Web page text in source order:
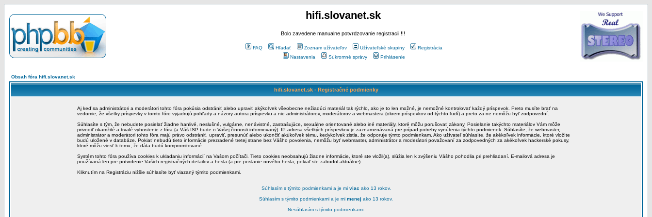
hifi.slovanet.sk
Bolo zavedene manualne potvrdzovanie registracii !!!
FAQ Hľadať Zoznam užívateľov Užívateľské skupiny
Registrácia
Nastavenia
Súkromné správy Prihlásenie
Obsah fóra hifi.slovanet.sk
hifi.slovanet.sk - Registračné podmienky
Aj keď sa administrátori a moderátori tohto fóra pokúsia odstrániť alebo upraviť akýkoľvek všeobecne nežiadúci materiál tak rýchlo, ako je to len možné, je nemožné kontrolovať každý príspevok. Preto musíte brať na
vedomie, že všetky príspevky v tomto fóre vyjadrujú pohľady a názory autora príspevku a nie administrátorov, moderátorov a webmastera (okrem príspevkov od týchto ľudí) a preto za ne nemôžu byť zodpovední.
Súhlasíte s tým, že nebudete posielať žiadne hanlivé, neslušné, vulgárne, nenávistné, zastrašujúce, sexuálne orientované alebo iné materiály, ktoré môžu porušovať zákony. Posielanie takýchto materiálov Vám môže
privodiť okamžité a trvalé vyhostenie z fóra (a Váš ISP bude o Vašej činnosti informovaný). IP adresa všetkých príspevkov je zaznamenávaná pre prípad potreby vynútenia týchto podmienok. Súhlasíte, že webmaster,
administrátor a moderátori tohto fóra majú právo odstrániť, upraviť, presunúť alebo ukončiť akúkoľvek tému, kedykoľvek zistia, že odporuje týmto podmienkam. Ako užívateľ súhlasíte, že akékoľvek informácie, ktoré vložíte
budú uložené v databáze. Pokiať nebudú tieto informácie prezradené tretej strane bez Vášho povolenia, nemôžu byť webmaster, administrátor a moderátori považovaní za zodpovedných za akékoľvek hackerské pokusy,
ktoré môžu viesť k tomu, že dáta budú kompromitované.
Systém tohto fóra používa cookies k ukladaniu informácií na Vašom počítači. Tieto cookies neobsahujú žiadne informácie, ktoré ste vložil(a), slúžia len k zvýšeniu Vášho pohodlia pri prehliadaní. E-mailová adresa je
používaná len pre potvrdenie Vašich registračných detailov a hesla (a pre poslanie nového hesla, pokiaľ ste zabudol aktuálne).
Kliknutím na Registráciu nižšie súhlasíte byť viazaný týmito podmienkami.
Súhlasím s týmito podmienkami a je mi viac ako 13 rokov.
Súhlasím s týmito podmienkami a je mi menej ako 13 rokov.
Nesúhlasím s týmito podmienkami.